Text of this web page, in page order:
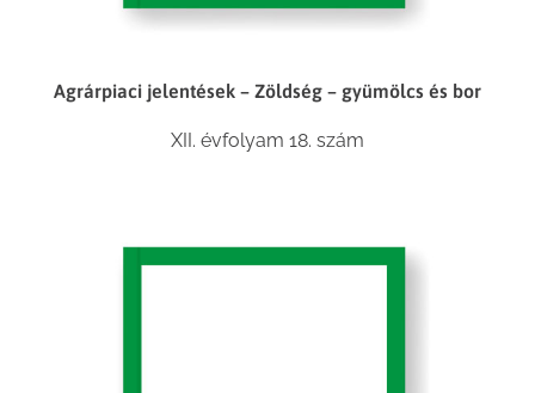
Agrárpiaci jelentések – Zöldség – gyümölcs és bor
XII. évfolyam 18. szám